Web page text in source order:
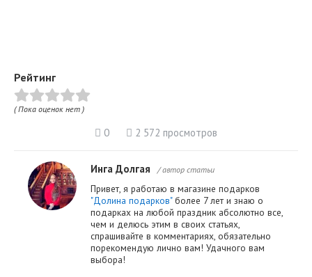
Рейтинг
( Пока оценок нет )
0 2 572 просмотров
Инга Долгая / автор статьи
Привет, я работаю в магазине подарков
"Долина подарков"более 7 лет и знаю о
подарках на любой праздник абсолютно все,
чем и делюсь этим в своих статьях,
спрашивайте в комментариях, обязательно
порекомендую лично вам! Удачного вам
выбора!